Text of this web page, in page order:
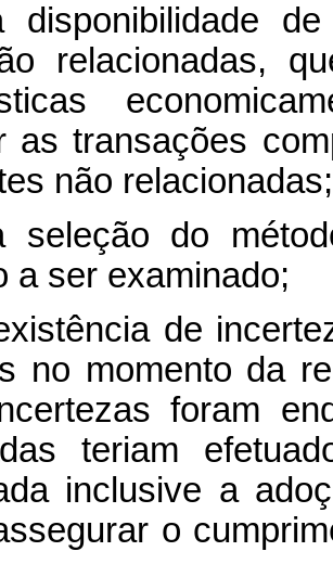
relacionadas,
as transações
não relacionadas;
do
a ser examinado;
de
no momento da
foram
teriam
inclusive a
o